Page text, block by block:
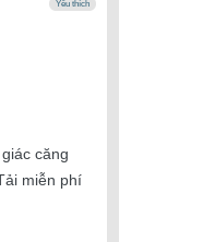
Yêu thích
căng
miễn phí